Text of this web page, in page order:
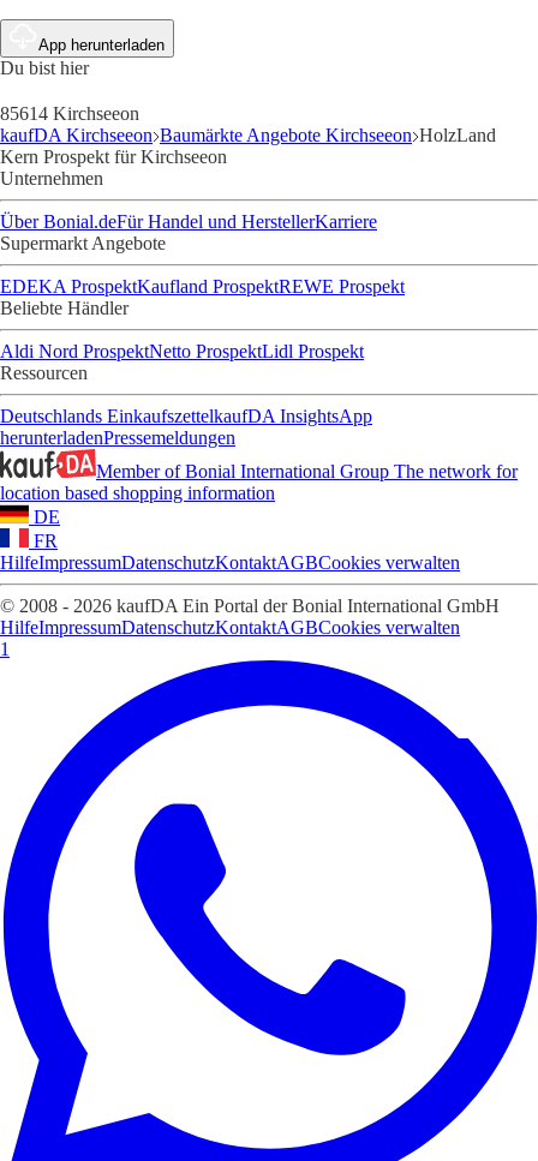
App herunterladen
Du bist hier
85614 Kirchseeon
kaufDA Kirchseeon Baumärkte Angebote Kirchseeon HolzLand
Kern Prospekt für Kirchseeon
Unternehmen
Über Bonial.deFür Handel und HerstellerKarriere
Supermarkt Angebote
EDEKA ProspektKaufland ProspektREWE Prospekt
Beliebte Händler
Aldi Nord ProspektNetto ProspektLidl Prospekt
Ressourcen
Deutschlands EinkaufszettelkaufDA InsightsApp
herunterladenPressemeldungen
Member of Bonial International Group The network for
location based shopping information
DE
FR
HilfeImpressumDatenschutzKontaktAGBCookies verwalten
© 2008 - 2026 kaufDA Ein Portal der Bonial International GmbH
HilfeImpressumDatenschutzKontaktAGBCookies verwalten
1